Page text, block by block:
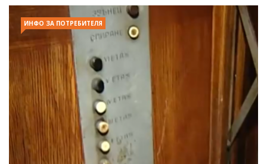
ИНФО ЗА ПОТРЕБИТЕЛЯ